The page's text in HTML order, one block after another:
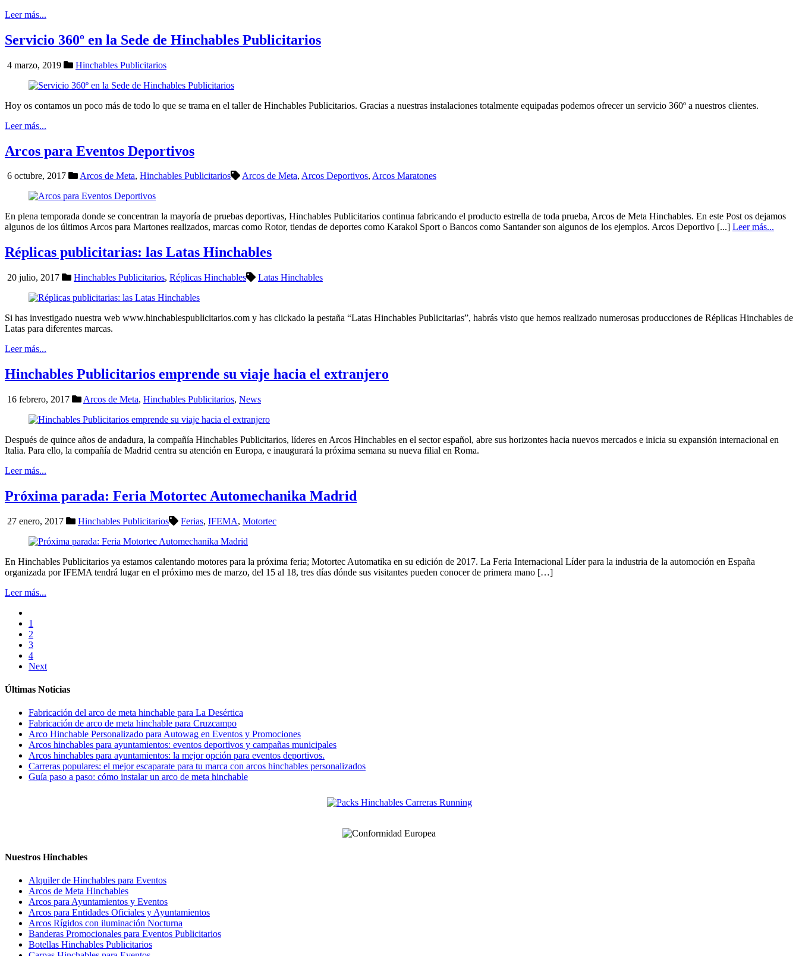
Leer más...
Servicio 360º en la Sede de Hinchables Publicitarios
4 marzo, 2019 Hinchables Publicitarios
Hoy os contamos un poco más de todo lo que se trama en el taller de Hinchables Publicitarios. Gracias a nuestras instalaciones totalmente equipadas podemos ofrecer un servicio 360º a nuestros clientes.
Leer más...
Arcos para Eventos Deportivos
6 octubre, 2017 Arcos de Meta, Hinchables Publicitarios Arcos de Meta, Arcos Deportivos, Arcos Maratones
En plena temporada donde se concentran la mayoría de pruebas deportivas, Hinchables Publicitarios continua fabricando el producto estrella de toda prueba, Arcos de Meta Hinchables. En este Post os dejamos
algunos de los últimos Arcos para Martones realizados, marcas como Rotor, tiendas de deportes como Karakol Sport o Bancos como Santander son algunos de los ejemplos. Arcos Deportivo [...] Leer más...
Réplicas publicitarias: las Latas Hinchables
20 julio, 2017 Hinchables Publicitarios, Réplicas Hinchables Latas Hinchables
Si has investigado nuestra web www.hinchablespublicitarios.com y has clickado la pestaña “Latas Hinchables Publicitarias”, habrás visto que hemos realizado numerosas producciones de Réplicas Hinchables de
Latas para diferentes marcas.
Leer más...
Hinchables Publicitarios emprende su viaje hacia el extranjero
16 febrero, 2017 Arcos de Meta, Hinchables Publicitarios, News
Después de quince años de andadura, la compañía Hinchables Publicitarios, líderes en Arcos Hinchables en el sector español, abre sus horizontes hacia nuevos mercados e inicia su expansión internacional en
Italia. Para ello, la compañía de Madrid centra su atención en Europa, e inaugurará la próxima semana su nueva filial en Roma.
Leer más...
Próxima parada: Feria Motortec Automechanika Madrid
27 enero, 2017 Hinchables Publicitarios Ferias, IFEMA, Motortec
En Hinchables Publicitarios ya estamos calentando motores para la próxima feria; Motortec Automatika en su edición de 2017. La Feria Internacional Líder para la industria de la automoción en España
organizada por IFEMA tendrá lugar en el próximo mes de marzo, del 15 al 18, tres días dónde sus visitantes pueden conocer de primera mano […]
Leer más...
1
2
3
4
Next
Últimas Noticias
Fabricación del arco de meta hinchable para La Desértica
Fabricación de arco de meta hinchable para Cruzcampo
Arco Hinchable Personalizado para Autowag en Eventos y Promociones
Arcos hinchables para ayuntamientos: eventos deportivos y campañas municipales
Arcos hinchables para ayuntamientos: la mejor opción para eventos deportivos.
Carreras populares: el mejor escaparate para tu marca con arcos hinchables personalizados
Guía paso a paso: cómo instalar un arco de meta hinchable
Nuestros Hinchables
Alquiler de Hinchables para Eventos
Arcos de Meta Hinchables
Arcos para Ayuntamientos y Eventos
Arcos para Entidades Oficiales y Ayuntamientos
Arcos Rígidos con iluminación Nocturna
Banderas Promocionales para Eventos Publicitarios
Botellas Hinchables Publicitarios